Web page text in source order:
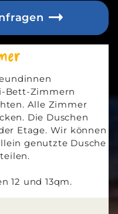
Bett-Zimmern
Alle Zimmer
Die Duschen
Etage. Wir können
genutzte Dusche
12 und 13qm.